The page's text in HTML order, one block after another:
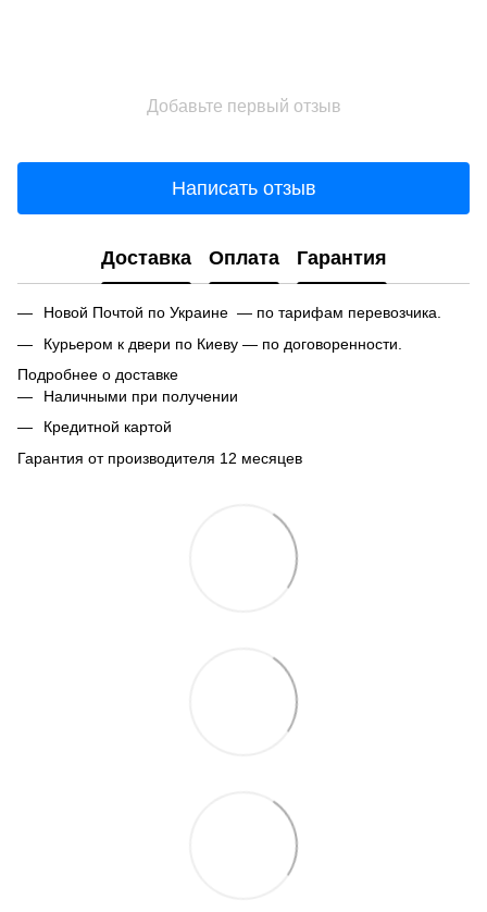
Добавьте первый отзыв
Написать отзыв
Доставка Оплата Гарантия
Новой Почтой по Украине — по тарифам перевозчика.
Курьером к двери по Киеву — по договоренности.
Подробнее о доставке
Наличными при получении
Кредитной картой
Гарантия от производителя 12 месяцев